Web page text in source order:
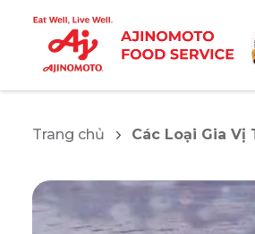
Trang chủ Các Loại Gia Vị